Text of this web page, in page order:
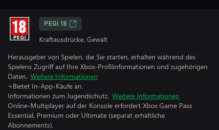
PEGI 18
Kraftausdrücke, Gewalt
Herausgeber von Spielen, die Sie starten, erhalten während des
Spielens Zugriff auf Ihre Xbox-Profilinformationen und zugehörigen
Daten. Weitere Informationen
+Bietet In-App-Käufe an.
Informationen zum Jugendschutz. Weitere Informationen
Online-Multiplayer auf der Konsole erfordert Xbox Game Pass
Essential, Premium oder Ultimate (separat erhältliche
Abonnements).